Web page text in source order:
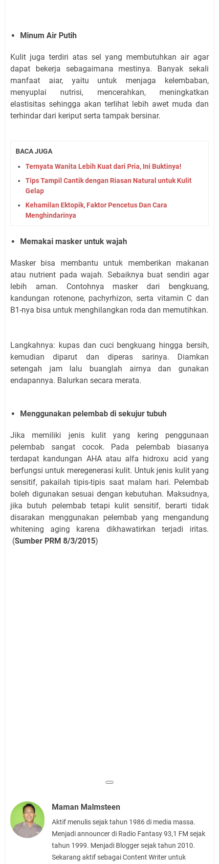
Minum Air Putih
Kulit juga terdiri atas sel yang membutuhkan air agar
dapat bekerja sebagaimana mestinya. Banyak sekali
manfaat aiar, yaitu untuk menjaga kelembaban,
menyuplai nutrisi, mencerahkan, meningkatkan
elastisitas sehingga akan terlihat lebih awet muda dan
terhindar dari keriput serta tampak bersinar.
BACA JUGA
Ternyata Wanita Lebih Kuat dari Pria, Ini Buktinya!
Tips Tampil Cantik dengan Riasan Natural untuk Kulit
Gelap
Kehamilan Ektopik, Faktor Pencetus Dan Cara
Menghindarinya
Memakai masker untuk wajah
Masker bisa membantu untuk memberikan makanan
atau nutrient pada wajah. Sebaiknya buat sendiri agar
lebih aman. Contohnya masker dari bengkuang,
kandungan rotenone, pachyrhizon, serta vitamin C dan
B1-nya bisa untuk menghilangkan roda dan memutihkan.
Langkahnya: kupas dan cuci bengkuang hingga bersih,
kemudian diparut dan diperas sarinya. Diamkan
setengah jam lalu buanglah airnya dan gunakan
endapannya. Balurkan secara merata.
Menggunakan pelembab di sekujur tubuh
Jika memiliki jenis kulit yang kering penggunaan
pelembab sangat cocok. Pada pelembab biasanya
terdapat kandungan AHA atau alfa hidroxu acid yang
berfungsi untuk meregenerasi kulit. Untuk jenis kulit yang
sensitif, pakailah tipis-tipis saat malam hari. Pelembab
boleh digunakan sesuai dengan kebutuhan. Maksudnya,
jika butuh pelembab tetapi kulit sensitif, berarti tidak
disarakan menggunakan pelembab yang mengandung
whitening aging karena dikhawatirkan terjadi iritas.
(Sumber PRM 8/3/2015)
Maman Malmsteen
Aktif menulis sejak tahun 1986 di media massa.
Menjadi announcer di Radio Fantasy 93,1 FM sejak
tahun 1999. Menjadi Blogger sejak tahun 2010.
Sekarang aktif sebagai Content Writer untuk